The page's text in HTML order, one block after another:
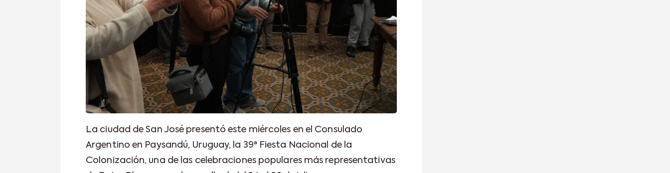
La ciudad de San José presentó este miércoles en el Consulado
Argentino en Paysandú, Uruguay, la 39ª Fiesta Nacional de la
Colonización, una de las celebraciones populares más representativas